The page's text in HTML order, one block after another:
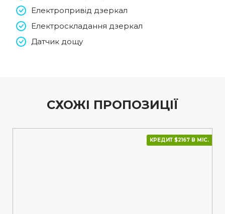
Електропривід дзеркал
Електроскладання дзеркал
Датчик дощу
СХОЖІ ПРОПОЗИЦІЇ
КРЕДИТ $2167 В МІС.